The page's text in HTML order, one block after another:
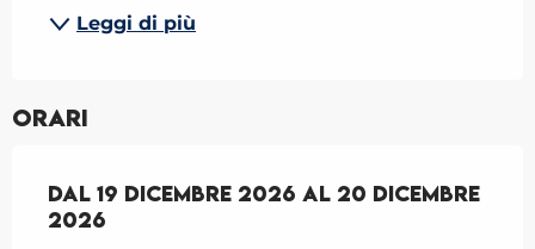
Leggi di più
Orari
Dal 19 dicembre 2026 al 20 dicembre
Dal 19 dicembre 2026 al 20 dicembre
2026